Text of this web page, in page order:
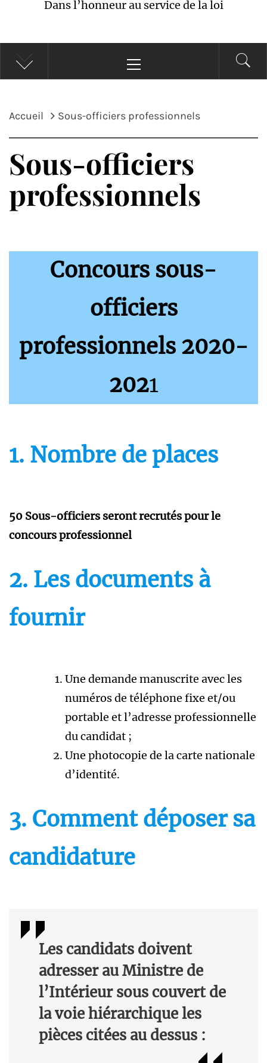
Dans l’honneur au service de la loi
principal
Accueil Sous-officiers professionnels
Sous-officiers
professionnels
Concours sous-
officiers
professionnels 2020-
2021
1. Nombre de places
50 Sous-officiers seront recrutés pour le
concours professionnel
2. Les documents à
fournir
Une demande manuscrite avec les
numéros de téléphone fixe et/ou
portable et l’adresse professionnelle
du candidat ;
Une photocopie de la carte nationale
d’identité.
3. Comment déposer sa
candidature
Les candidats doivent
adresser au Ministre de
l’Intérieur sous couvert de
la voie hiérarchique les
pièces citées au dessus :